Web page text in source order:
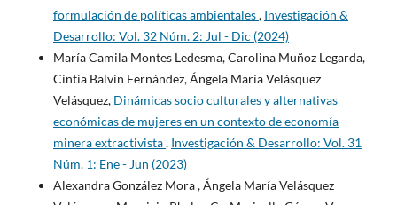
formulación de políticas ambientales, Investigación &
Desarrollo: Vol. 32 Núm. 2: Jul - Dic (2024)
María Camila Montes Ledesma, Carolina Muñoz Legarda,
Cintia Balvin Fernández, Ángela María Velásquez
Velásquez, Dinámicas socio culturales y alternativas
económicas de mujeres en un contexto de economía
minera extractivista, Investigación & Desarrollo: Vol. 31
Núm. 1: Ene - Jun (2023)
Alexandra González Mora , Ángela María Velásquez